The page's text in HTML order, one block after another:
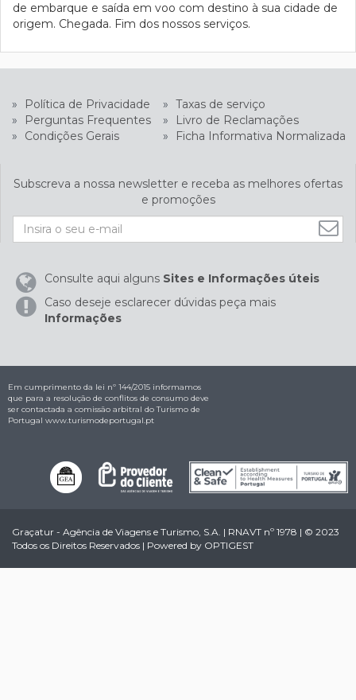
de embarque e saída em voo com destino à sua cidade de
origem. Chegada. Fim dos nossos serviços.
» Política de Privacidade » Taxas de serviço
»
Perguntas Frequentes »
Livro de Reclamações
»
Condições Gerais » Ficha Informativa Normalizada
Subscreva a nossa newsletter e receba as melhores ofertas
e promoções
Consulte aqui alguns Sites e Informações úteis
Caso deseje esclarecer dúvidas peça mais
Informações
Em cumprimento da lei nº 144/2015 informamos
que para a resolução de conflitos de consumo deve
ser contactada a comissão arbitral do Turismo de
Portugal www.turismodeportugal.pt
Graçatur - Agência de Viagens e Turismo, S.A. | RNAVT nº 1978 | © 2023
Todos os Direitos Reservados | Powered by OPTIGEST